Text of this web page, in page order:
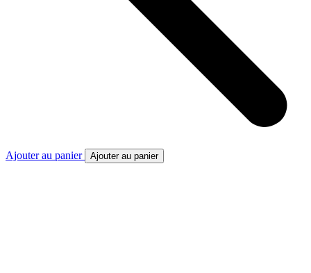
Ajouter au panier Ajouter au panier